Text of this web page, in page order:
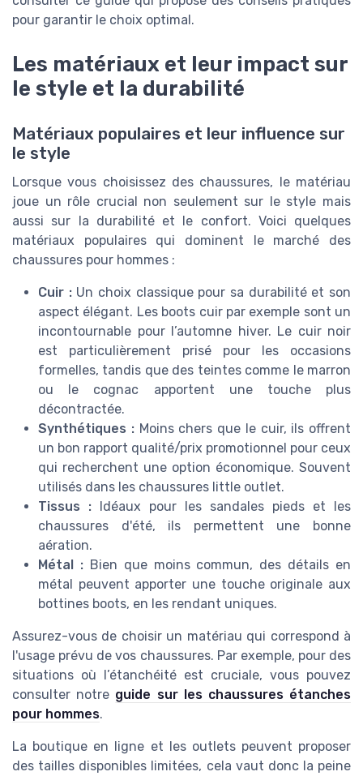
pour garantir le choix optimal.
Les matériaux et leur impact sur
le style et la durabilité
Matériaux populaires et leur influence sur
le style
Lorsque vous choisissez des chaussures, le matériau
joue un rôle crucial non seulement sur le style mais
aussi sur la durabilité et le confort. Voici quelques
matériaux populaires qui dominent le marché des
chaussures pour hommes :
Cuir :Un choix classique pour sa durabilité et son
aspect élégant. Les boots cuir par exemple sont un
incontournable pour l’automne hiver. Le cuir noir
est particulièrement prisé pour les occasions
formelles, tandis que des teintes comme le marron
ou le cognac apportent une touche plus
décontractée.
Synthétiques :Moins chers que le cuir, ils offrent
un bon rapport qualité/prix promotionnel pour ceux
qui recherchent une option économique. Souvent
utilisés dans les chaussures little outlet.
Tissus : Idéaux pour les sandales pieds et les
chaussures d'été, ils permettent une bonne
aération.
Métal :Bien que moins commun, des détails en
métal peuvent apporter une touche originale aux
bottines boots, en les rendant uniques.
Assurez-vous de choisir un matériau qui correspond à
l'usage prévu de vos chaussures. Par exemple, pour des
situations où l’étanchéité est cruciale, vous pouvez
consulter notre guide sur les chaussures étanches
pour hommes.
La boutique en ligne et les outlets peuvent proposer
des tailles disponibles limitées, cela vaut donc la peine